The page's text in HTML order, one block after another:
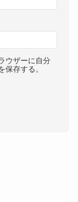
ウザーに自分
保存する。